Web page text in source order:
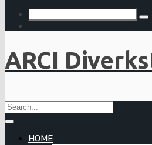
ARCI
HOME